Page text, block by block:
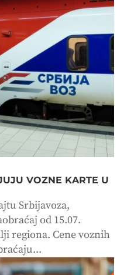
VOZNE KARTE U
Srbijavoza,
od 15.07.
regiona. Cene voznih